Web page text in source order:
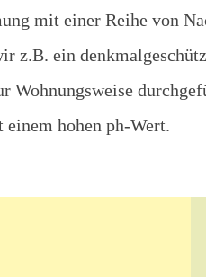
mit einer Reihe von
z.B. ein
Wohnungsweise
hohen ph-Wert.